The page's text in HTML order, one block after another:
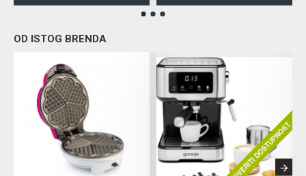
OD ISTOG BRENDA
PROVERITI DOSTUPNOST